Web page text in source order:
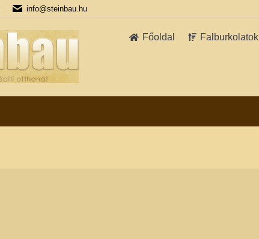
info@steinbau.hu
Főoldal Falburkolatok